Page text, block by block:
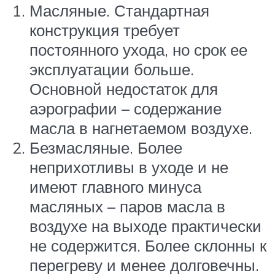
Масляные. Стандартная
конструкция требует
постоянного ухода, но срок ее
эксплуатации больше.
Основной недостаток для
аэрографии – содержание
масла в нагнетаемом воздухе.
Безмасляные. Более
неприхотливы в уходе и не
имеют главного минуса
масляных – паров масла в
воздухе на выходе практически
не содержится. Более склонны к
перегреву и менее долговечны.